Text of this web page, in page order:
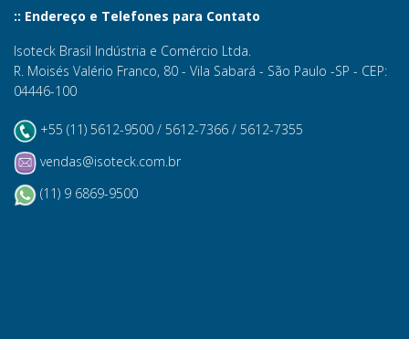
:: Endereço e Telefones para Contato
Isoteck Brasil Indústria e Comércio Ltda.
R. Moisés Valério Franco, 80 - Vila Sabará - São Paulo -SP - CEP:
04446-100
+55 (11) 5612-9500 / 5612-7366 / 5612-7355
vendas@isoteck.com.br
(11) 9 6869-9500